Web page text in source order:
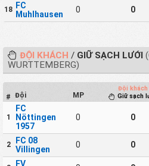
18 FC
Muhlhausen
0 0
ĐỘI KHÁCH /GIỮ SẠCH LƯỚI
WURTTEMBERG)
# Đội MP
Đội khách
Giữ sạch
1
FC
Nöttingen
1957
0 0
2
FC 08
Villingen
0 0
FV